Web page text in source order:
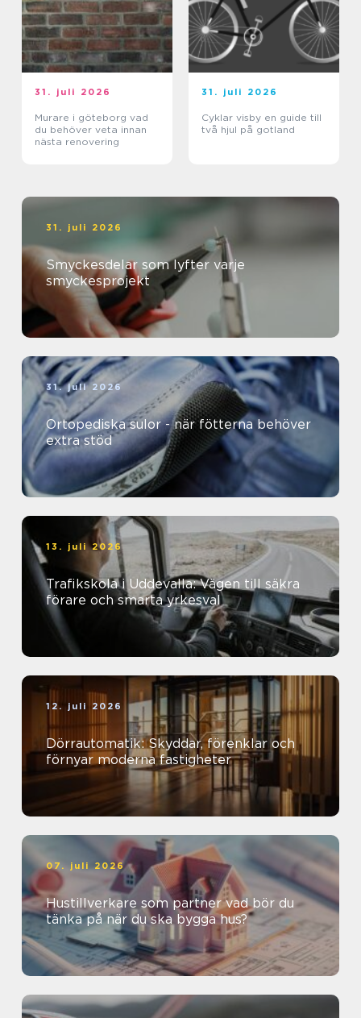
31. juli 2026
Murare i göteborg vad
du behöver veta innan
nästa renovering
31. juli 2026
Cyklar visby en guide till
två hjul på gotland
31. juli 2026
Smyckesdelar som lyfter varje
smyckesprojekt
31. juli 2026
Ortopediska sulor - när fötterna behöver
extra stöd
13. juli 2026
Trafikskola i Uddevalla: Vägen till säkra
förare och smarta yrkesval
12. juli 2026
Dörrautomatik: Skyddar, förenklar och
förnyar moderna fastigheter
07. juli 2026
Hustillverkare som partner vad bör du
tänka på när du ska bygga hus?